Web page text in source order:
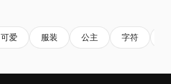
可爱 服装 公主 字符